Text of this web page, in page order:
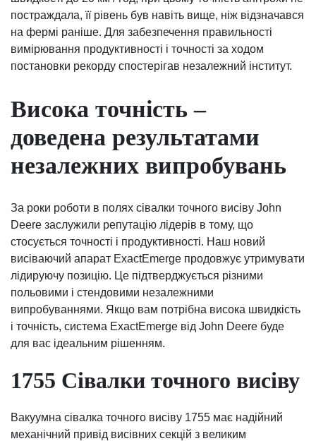
постраждала, її рівень був навіть вище, ніж відзначався
на фермі раніше. Для забезпечення правильності
вимірювання продуктивності і точності за ходом
постановки рекорду спостерігав незалежний інститут.
Висока точність –
доведена результатами
незалежних випробувань
За роки роботи в полях сівалки точного висіву John
Deere заслужили репутацію лідерів в тому, що
стосується точності і продуктивності. Наш новий
висіваючий апарат ExactEmerge продовжує утримувати
лідируючу позицію. Це підтверджується різними
польовими і стендовими незалежними
випробуваннями. Якщо вам потрібна висока швидкість
і точність, система ExactEmerge від John Deere буде
для вас ідеальним рішенням.
1755 Сівалки точного висіву
Вакуумна сівалка точного висіву 1755 має надійний
механічний привід висівних секцій з великим